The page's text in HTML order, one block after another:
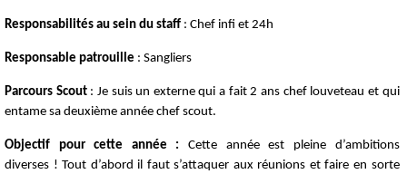
Responsabilités au sein du staff : Chef infi et 24h
Responsable patrouille : Sangliers
Parcours Scout: Je suis un externe qui a fait 2 ans chef louveteau et qui
entame sa deuxième année chef scout.
Objectif pour cette année : Cette année est pleine d’ambitions
diverses ! Tout d’abord il faut s’attaquer aux réunions et faire en sorte